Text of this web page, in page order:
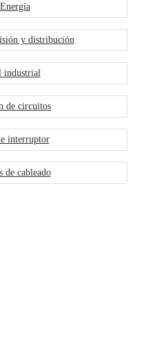
y distribución
industrial
de circuitos
interruptor
de cableado